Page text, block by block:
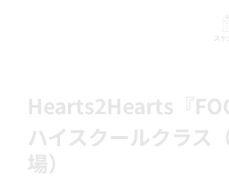
ス
Hearts2Hearts『
ハイスクールクラス
場）